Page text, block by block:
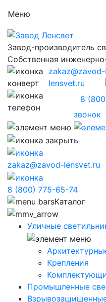
Меню
Завод-производитель
Собственная
zakaz@zavod-
lensvet.ru
8
звонок
zakaz@zavod-lensvet.ru
8 (800) 775-65-74
Каталог
Уличные
Крепления
Промышленные